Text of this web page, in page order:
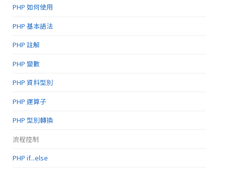
PHP 如何使用
PHP 基本語法
PHP 註解
PHP 變數
PHP 資料型別
PHP 運算子
PHP 型別轉換
流程控制
PHP if...else